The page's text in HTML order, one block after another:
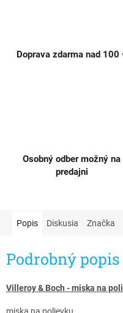
Doprava zdarma nad 100
Osobný odber možný na
predajni
Popis Diskusia Značka
Podrobný popis
Villeroy & Boch - miska na